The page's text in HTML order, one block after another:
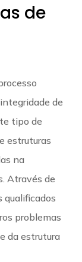
de
de
tipo de
estruturas
na
Através de
qualificados
problemas
da estrutura